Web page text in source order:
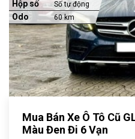
Hộp số Số tự động
Odo 60 km
Mua Bán Xe Ô Tô Cũ
Màu Đen Đi 6 Vạn